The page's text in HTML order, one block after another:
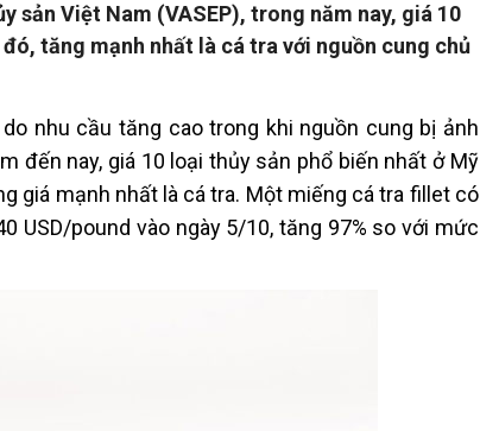
sản Việt Nam (VASEP), trong năm nay, giá 10
tăng mạnh nhất là cá tra với nguồn cung chủ
nhu cầu tăng cao trong khi nguồn cung bị ảnh
đến nay, giá 10 loại thủy sản phổ biến nhất ở Mỹ
giá mạnh nhất là cá tra. Một miếng cá tra fillet có
USD/pound vào ngày 5/10, tăng 97% so với mức